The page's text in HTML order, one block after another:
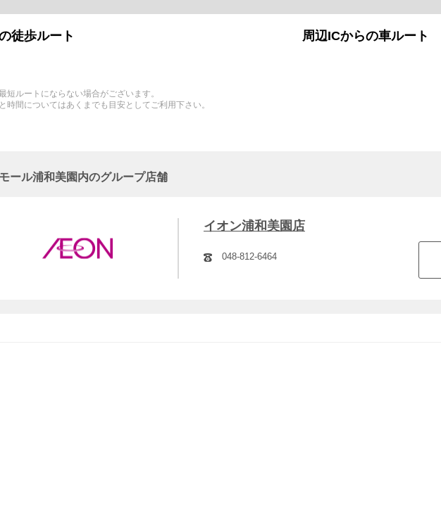
徒歩ルート 周辺ICからの車ルート
短ルートにならない場合がございます。
時間についてはあくまでも目安としてご利用下さい。
ール浦和美園内のグループ店舗
イオン浦和美園店
048-812-6464